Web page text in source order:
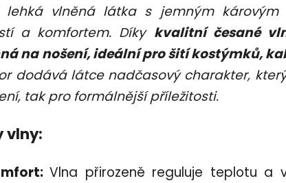
lehká vlněná látka s jemným károvým
a komfortem. Díky kvalitní česané
na nošení, ideální pro šití kostýmků,
dodává látce nadčasový charakter,
tak pro formálnější příležitosti.
vlny:
Vlna přirozeně reguluje teplotu a